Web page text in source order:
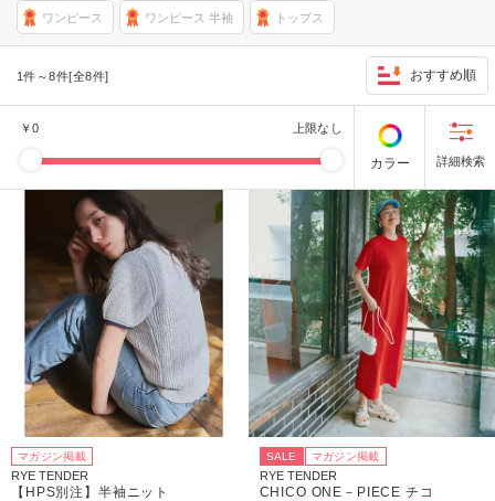
ワンピース ワンピース 半袖 トップス
1件～8件[全8件] おすすめ順
￥0 上限なし
カラー
マガジン掲載
RYE TENDER
【HPS別注】半袖ニット
SALE マガジン掲載
RYE TENDER
CHICO ONE－PIECE チコ